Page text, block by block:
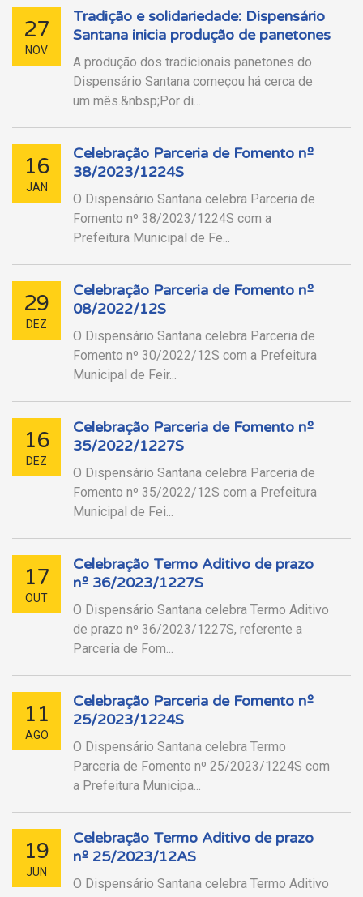
27
NOV
Tradição e solidariedade: Dispensário
Santana inicia produção de panetones
A produção dos tradicionais panetones do
Dispensário Santana começou há cerca de
um mês.&nbsp;Por di...
16
JAN
Celebração Parceria de Fomento nº
38/2023/1224S
O Dispensário Santana celebra Parceria de
Fomento nº 38/2023/1224S com a
Prefeitura Municipal de Fe...
29
DEZ
Celebração Parceria de Fomento nº
08/2022/12S
O Dispensário Santana celebra Parceria de
Fomento nº 30/2022/12S com a Prefeitura
Municipal de Feir...
16
DEZ
Celebração Parceria de Fomento nº
35/2022/1227S
O Dispensário Santana celebra Parceria de
Fomento nº 35/2022/12S com a Prefeitura
Municipal de Fei...
17
OUT
Celebração Termo Aditivo de prazo
nº 36/2023/1227S
O Dispensário Santana celebra Termo Aditivo
de prazo nº 36/2023/1227S, referente a
Parceria de Fom...
11
AGO
Celebração Parceria de Fomento nº
25/2023/1224S
O Dispensário Santana celebra Termo
Parceria de Fomento nº 25/2023/1224S com
a Prefeitura Municipa...
19
JUN
Celebração Termo Aditivo de prazo
nº 25/2023/12AS
O Dispensário Santana celebra Termo Aditivo